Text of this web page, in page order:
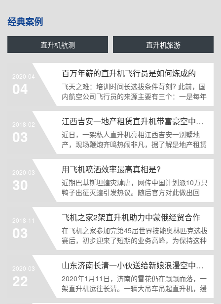
经典案例
直升机航测 直升机旅游
2020-04
04
百万年薪的直升机飞行员是如何炼成的
飞天之难：培训时间长选拔条件苛刻? 此前，国
内航空公司飞行员的来源主要有三个：一是每年
委托民航飞行学院......
2018-02
03
江西吉安一地产租赁直升机带富豪空中看别墅
近日，一架私人直升机亮相江西吉安一别墅地
产，现场鞭炮齐鸣热闹非凡，据了解是地产租赁
直升机带富豪空中看......
2020-03
30
用飞机喷洒效率最高真相是?
近期巴基斯坦蝗灾肆虐，网传中国计划派10万只
鸭子出征灭蝗引发热议。随后官方对此做出回
应。 27日，话题......
2018-11
03
飞机之家2架直升机助力中蒙俄经贸合作
在飞机之家参加完第45届世界技能奥林匹克选拔
赛后，初步迎来了短期的业务高峰，为保持这种
业务的持续发......
2020-03
22
山东济南长清一小伙送给新娘浪漫空中婚礼
2020年1月11日，济南的雪花仍在飘飘而落，一
架直升机运往长清。一辆大吊车吊起直升机，缓
缓放落在地......